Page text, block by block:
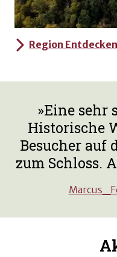
Region Entdecken
Eine sehr
Historische
Besucher auf
zum Schloss.